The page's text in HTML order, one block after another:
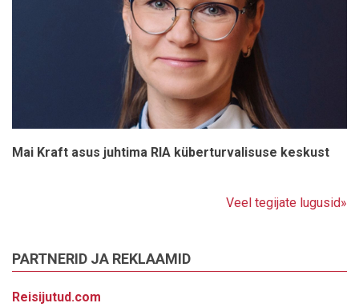
Mai Kraft asus juhtima RIA küberturvalisuse keskust
Veel tegijate lugusid»
PARTNERID JA REKLAAMID
Reisijutud.com